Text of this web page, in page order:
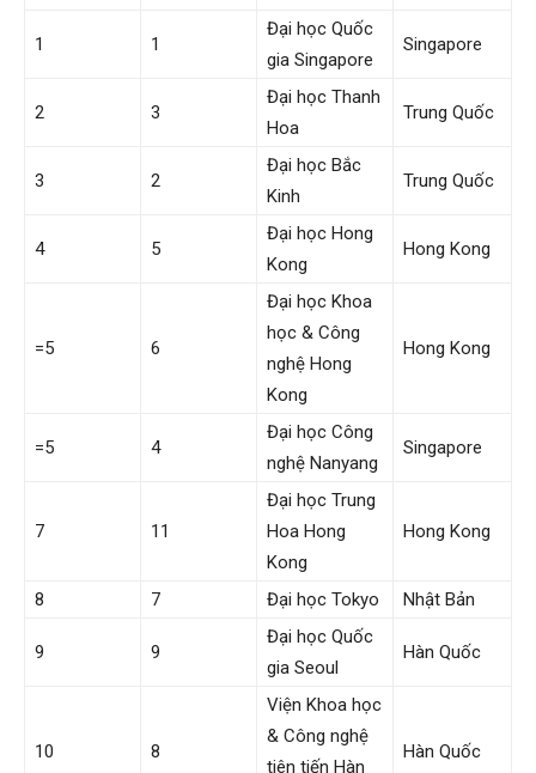
1 1
Đại học Quốc
gia Singapore
Singapore
2 3
Đại học Thanh
Hoa
Trung Quốc
3 2
Đại học Bắc
Kinh
Trung Quốc
4 5
Đại học Hong
Kong
Hong Kong
=5 6
Đại học Khoa
học & Công
nghệ Hong
Kong
Hong Kong
=5 4
Đại học Công
nghệ Nanyang
Singapore
7 11
Đại học Trung
Hoa Hong
Kong
Hong Kong
8 7 Đại học Tokyo Nhật Bản
9 9
Đại học Quốc
gia Seoul
Hàn Quốc
10 8
Viện Khoa học
& Công nghệ
tiên tiến Hàn
Hàn Quốc